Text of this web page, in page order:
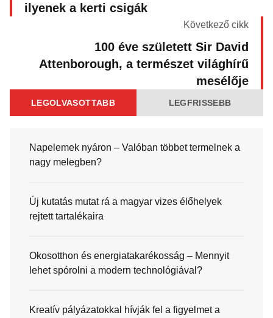
ilyenek a kerti csigák
Következő cikk
100 éve született Sir David
Attenborough, a természet világhírű
mesélője
LEGOLVASOTTABB LEGFRISSEBB
Napelemek nyáron – Valóban többet termelnek a
nagy melegben?
Új kutatás mutat rá a magyar vizes élőhelyek
rejtett tartalékaira
Okosotthon és energiatakarékosság – Mennyit
lehet spórolni a modern technológiával?
Kreatív pályázatokkal hívják fel a figyelmet a